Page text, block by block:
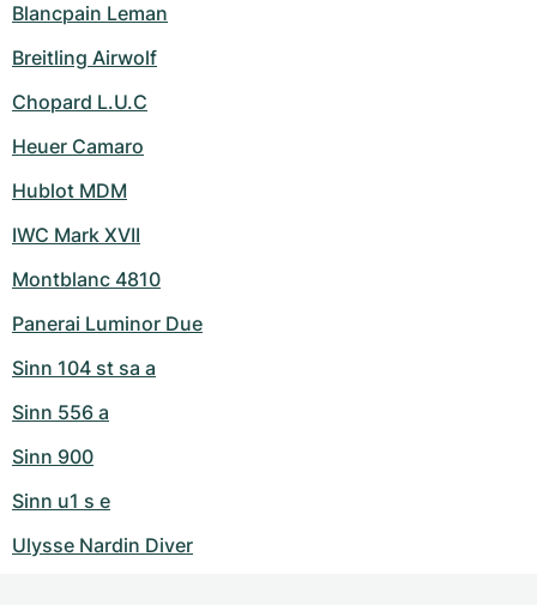
Blancpain Leman
Breitling Airwolf
Chopard L.U.C
Heuer Camaro
Hublot MDM
IWC Mark XVII
Montblanc 4810
Panerai Luminor Due
Sinn 104 st sa a
Sinn 556 a
Sinn 900
Sinn u1 s e
Ulysse Nardin Diver